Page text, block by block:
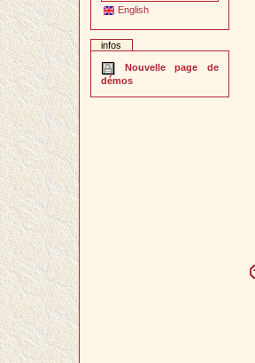
English
infos
Nouvelle page de
démos